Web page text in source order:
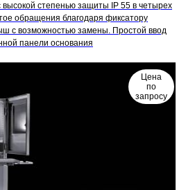
высокой степенью защиты IP 55 в четырех
обращения благодаря фиксатору
с возможностью замены. Простой ввод
панели основания
Цена
по
запросу